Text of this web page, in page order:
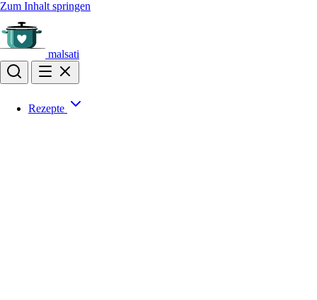
Zum Inhalt springen
malsati
Rezepte